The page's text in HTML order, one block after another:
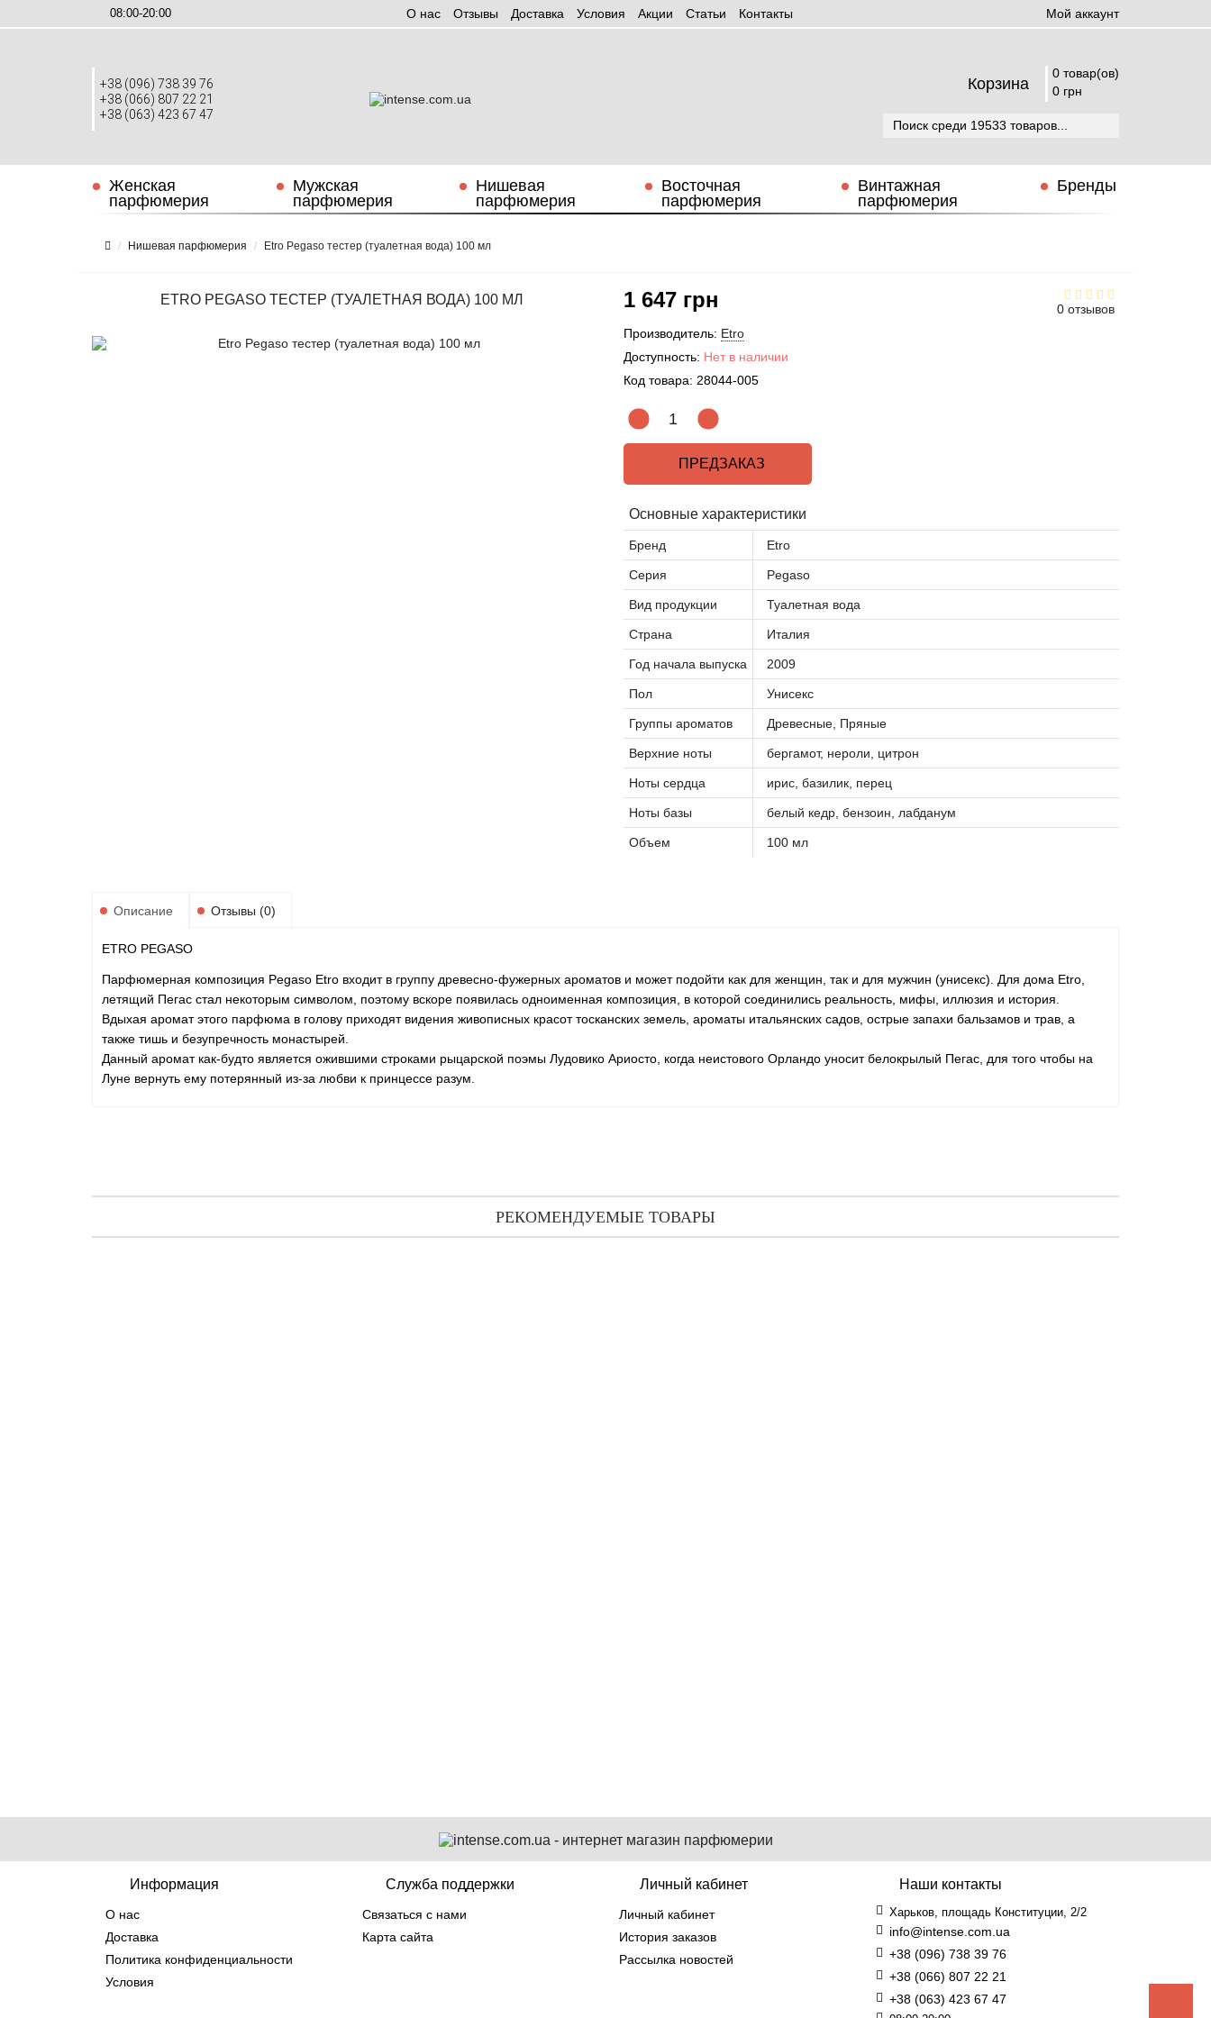
08:00-20:00 О нас Отзывы Доставка Условия Aкции Статьи Контакты Мой аккаунт
+38 (096) 738 39 76
+38 (066) 807 22 21
+38 (063) 423 67 47
Корзина
0 товар(ов)
0 грн
Женская
парфюмерия
Мужская
парфюмерия
Нишевая
парфюмерия
Восточная
парфюмерия
Винтажная
парфюмерия
Бренды
Нишевая парфюмерия Etro Pegaso тестер (туалетная вода) 100 мл
ETRO PEGASO ТЕСТЕР (ТУАЛЕТНАЯ ВОДА) 100 МЛ
0 отзывов
1 647 грн
Производитель: Etro
Доступность: Нет в наличии
Код товара: 28044-005
ПРЕДЗАКАЗ
Основные характеристики
Бренд Etro
Серия Pegaso
Вид продукции Туалетная вода
Страна Италия
Год начала выпуска 2009
Пол Унисекс
Группы ароматов Древесные, Пряные
Верхние ноты бергамот, нероли, цитрон
Ноты сердца ирис, базилик, перец
Ноты базы белый кедр, бензоин, лабданум
Объем 100 мл
Описание Отзывы (0)
ETRO PEGASO
Парфюмерная композиция Pegaso Etro входит в группу древесно-фужерных ароматов и может подойти как для женщин, так и для мужчин (унисекс). Для дома Etro,
летящий Пегас стал некоторым символом, поэтому вскоре появилась одноименная композиция, в которой соединились реальность, мифы, иллюзия и история.
Вдыхая аромат этого парфюма в голову приходят видения живописных красот тосканских земель, ароматы итальянских садов, острые запахи бальзамов и трав, а
также тишь и безупречность монастырей.
Данный аромат как-будто является ожившими строками рыцарской поэмы Лудовико Ариосто, когда неистового Орландо уносит белокрылый Пегас, для того чтобы на
Луне вернуть ему потерянный из-за любви к принцессе разум.
РЕКОМЕНДУЕМЫЕ ТОВАРЫ
Информация
О нас
Доставка
Политика конфиденциальности
Условия
Служба поддержки
Связаться с нами
Карта сайта
Личный кабинет
Личный кабинет
История заказов
Рассылка новостей
Наши контакты
Харьков, площадь Конституции, 2/2
info@intense.com.ua
+38 (096) 738 39 76
+38 (066) 807 22 21
+38 (063) 423 67 47